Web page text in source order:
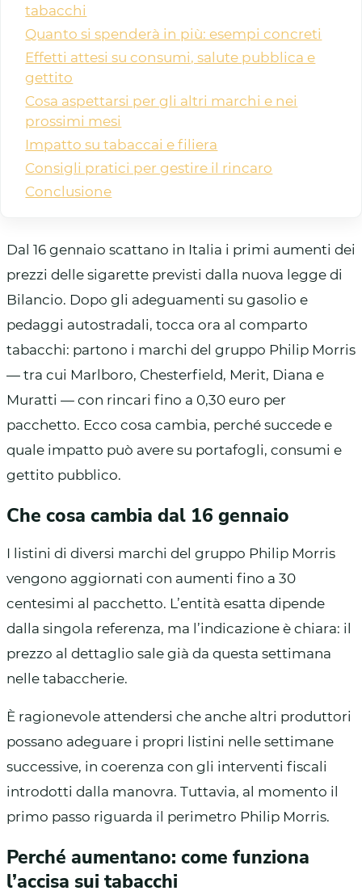
tabacchi
Quanto si spenderà in più: esempi concreti
Effetti attesi su consumi, salute pubblica e
gettito
Cosa aspettarsi per gli altri marchi e nei
prossimi mesi
Impatto su tabaccai e filiera
Consigli pratici per gestire il rincaro
Conclusione
Dal 16 gennaio scattano in Italia i primi aumenti dei
prezzi delle sigarette previsti dalla nuova legge di
Bilancio. Dopo gli adeguamenti su gasolio e
pedaggi autostradali, tocca ora al comparto
tabacchi: partono i marchi del gruppo Philip Morris
— tra cui Marlboro, Chesterfield, Merit, Diana e
Muratti — con rincari fino a 0,30 euro per
pacchetto. Ecco cosa cambia, perché succede e
quale impatto può avere su portafogli, consumi e
gettito pubblico.
Che cosa cambia dal 16 gennaio
I listini di diversi marchi del gruppo Philip Morris
vengono aggiornati con aumenti fino a 30
centesimi al pacchetto. L’entità esatta dipende
dalla singola referenza, ma l’indicazione è chiara: il
prezzo al dettaglio sale già da questa settimana
nelle tabaccherie.
È ragionevole attendersi che anche altri produttori
possano adeguare i propri listini nelle settimane
successive, in coerenza con gli interventi fiscali
introdotti dalla manovra. Tuttavia, al momento il
primo passo riguarda il perimetro Philip Morris.
Perché aumentano: come funziona
l’accisa sui tabacchi